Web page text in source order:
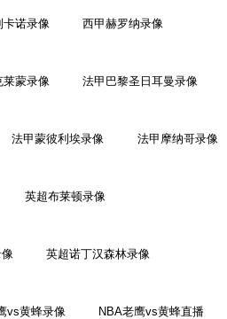
卡诺录像 西甲赫罗纳录像
莱蒙录像 法甲巴黎圣日耳曼录像
法甲蒙彼利埃录像 法甲摩纳哥录像
英超布莱顿录像
英超诺丁汉森林录像
vs黄蜂录像 NBA老鹰vs黄蜂直播